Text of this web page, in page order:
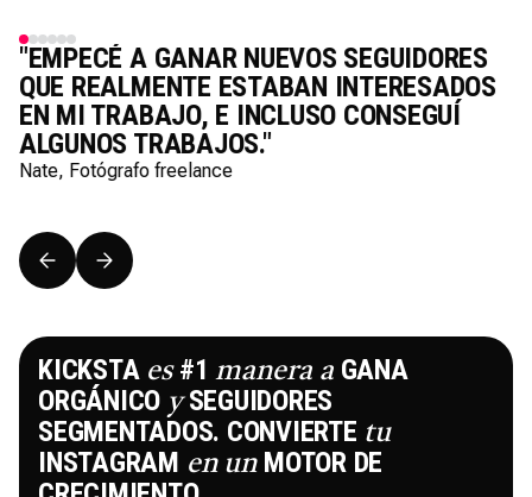
"EMPECÉ A GANAR NUEVOS SEGUIDORES
QUE REALMENTE ESTABAN INTERESADOS
EN MI TRABAJO, E INCLUSO CONSEGUÍ
ALGUNOS TRABAJOS."
Nate, Fotógrafo freelance
KICKSTA es#1 manera aGANA
ORGÁNICO ySEGUIDORES
SEGMENTADOS. CONVIERTE tu
INSTAGRAM en unMOTOR DE